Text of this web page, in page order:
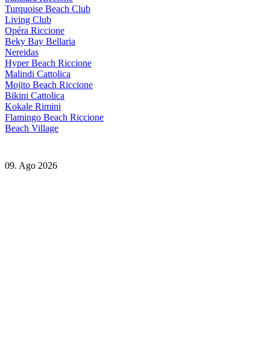
Turquoise Beach Club
Living Club
Opéra Riccione
Beky Bay Bellaria
Nereidas
Hyper Beach Riccione
Malindi Cattolica
Mojito Beach Riccione
Bikini Cattolica
Kokale Rimini
Flamingo Beach Riccione
Beach Village
09. Ago 2026